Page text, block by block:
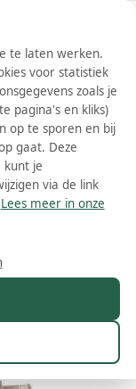
Alle filters
te laten werken.
voor statistiek
zoals je
pagina's en kliks)
op te sporen en bij
gaat. Deze
kunt je
via de link
Lees meer in onze